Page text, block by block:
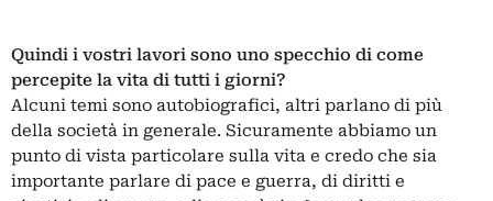
Quindi i vostri lavori sono uno specchio di come
percepite la vita di tutti i giorni?
Alcuni temi sono autobiografici, altri parlano di più
della società in generale. Sicuramente abbiamo un
punto di vista particolare sulla vita e credo che sia
importante parlare di pace e guerra, di diritti e